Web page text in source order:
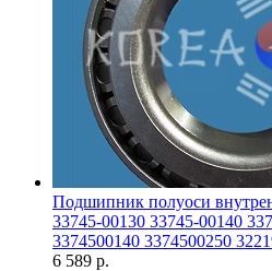
Подшипник полуоси
33745-00130 33745-00140
3374500140 3374500250
6 589 р.